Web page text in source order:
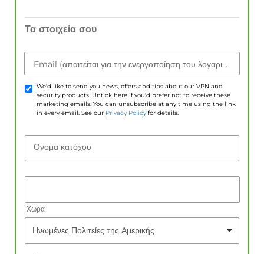
Τα στοιχεία σου
Email (απαιτείται για την ενεργοποίηση του λογαριασμού)
We'd like to send you news, offers and tips about our VPN and
security products. Untick here if you'd prefer not to receive these
marketing emails. You can unsubscribe at any time using the link
in every email. See our Privacy Policy for details.
Όνομα κατόχου
Χώρα